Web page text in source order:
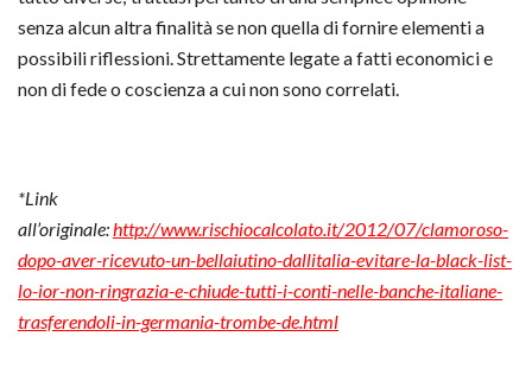
senza alcun altra finalità se non quella di fornire elementi a
possibili riflessioni. Strettamente legate a fatti economici e
non di fede o coscienza a cui non sono correlati.
*Link
all’originale: http://www.rischiocalcolato.it/2012/07/clamoroso-
dopo-aver-ricevuto-un-bellaiutino-dallitalia-evitare-la-black-list-
lo-ior-non-ringrazia-e-chiude-tutti-i-conti-nelle-banche-italiane-
trasferendoli-in-germania-trombe-de.html